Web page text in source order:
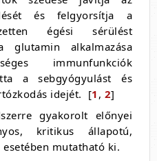
és felgyorsítja a
égési sérülést
glutamin alkalmazása
immunfunkciók
a sebgyógyulást és
idejét. [1 , 2]
gyakorolt ​​előnyei
kritikus állapotú,
mutatható ki.